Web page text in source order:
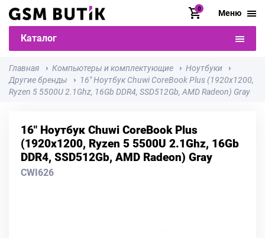
0 Меню
Каталог
Главная Компьютеры и комплектующие
Ноутбуки
Другие бренды
16" Ноутбук Chuwi CoreBook Plus (1920x1200,
Ryzen 5 5500U 2.1Ghz, 16Gb DDR4, SSD512Gb, AMD Radeon) Gray
16" Ноутбук Chuwi CoreBook Plus
(1920x1200, Ryzen 5 5500U 2.1Ghz, 16Gb
DDR4, SSD512Gb, AMD Radeon) Gray
CWI626